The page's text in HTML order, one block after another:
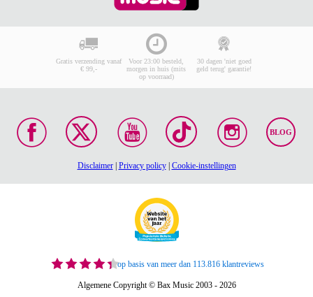
Gratis verzending vanaf
€ 99,-
Voor 23:00 besteld,
morgen in huis (mits
op voorraad)
30 dagen 'niet goed
geld terug' garantie!
BLOG
Disclaimer| Privacy policy| Cookie-instellingen
op basis van meer dan 113.816 klantreviews
Algemene Copyright © Bax Music 2003 - 2026